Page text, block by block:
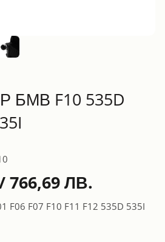
БМВ F10 535D
766,69 ЛВ.
F06 F07 F10 F11 F12 535D 535I